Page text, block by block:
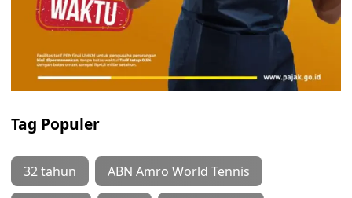
Tag Populer
32 tahun ABN Amro World Tennis